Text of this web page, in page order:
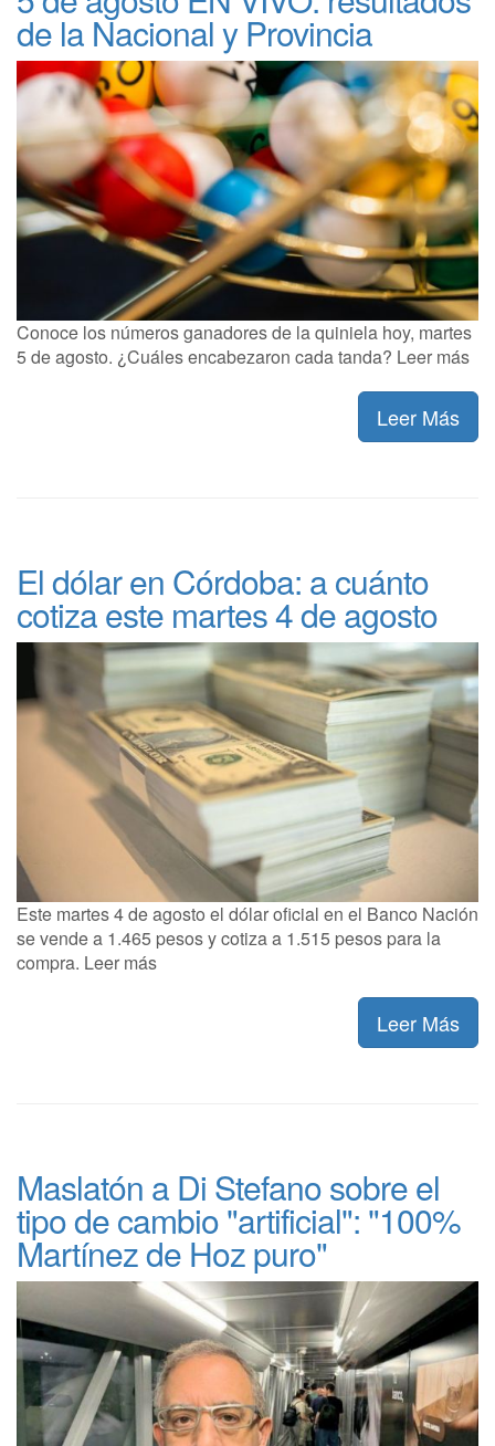
de la Nacional y Provincia
Conoce los números ganadores de la quiniela hoy, martes
5 de agosto. ¿Cuáles encabezaron cada tanda? Leer más
Leer Más
El dólar en Córdoba: a cuánto
cotiza este martes 4 de agosto
Este martes 4 de agosto el dólar oficial en el Banco Nación
se vende a 1.465 pesos y cotiza a 1.515 pesos para la
compra. Leer más
Leer Más
Maslatón a Di Stefano sobre el
tipo de cambio "artificial": "100%
Martínez de Hoz puro"